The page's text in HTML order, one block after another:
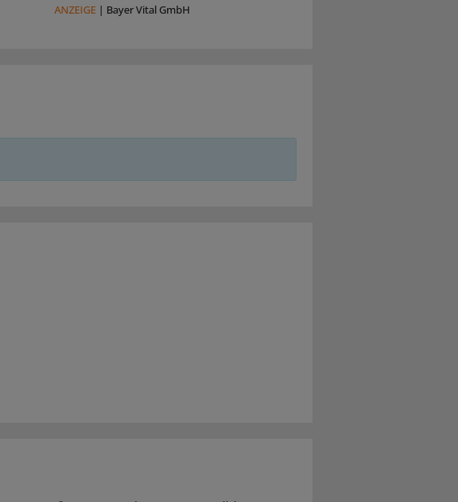
ANZEIGE| Bayer Vital GmbH